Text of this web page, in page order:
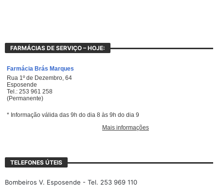
FARMÁCIAS DE SERVIÇO – HOJE:
TELEFONES ÚTEIS
Bombeiros V. Esposende - Tel. 253 969 110